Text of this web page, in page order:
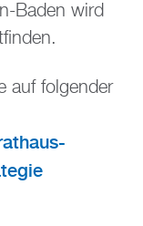
Baden wird
auf folgender